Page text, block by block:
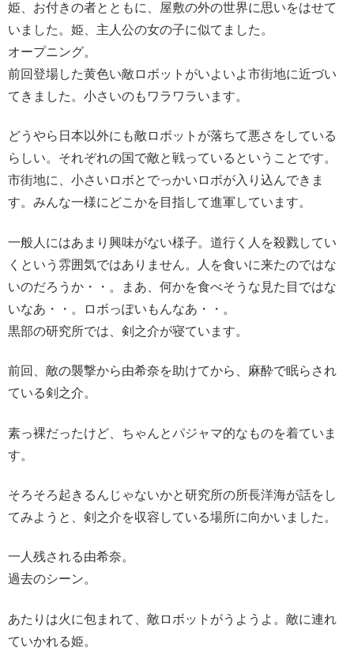
姫、お付きの者とともに、屋敷の外の世界に思いをはせて
いました。姫、主人公の女の子に似てました。
オープニング。
前回登場した黄色い敵ロボットがいよいよ市街地に近づい
てきました。小さいのもワラワラいます。
どうやら日本以外にも敵ロボットが落ちて悪さをしている
らしい。それぞれの国で敵と戦っているということです。
市街地に、小さいロボとでっかいロボが入り込んできま
す。みんな一様にどこかを目指して進軍しています。
一般人にはあまり興味がない様子。道行く人を殺戮してい
くという雰囲気ではありません。人を食いに来たのではな
いのだろうか・・。まあ、何かを食べそうな見た目ではな
いなあ・・。ロボっぽいもんなあ・・。
黒部の研究所では、剣之介が寝ています。
前回、敵の襲撃から由希奈を助けてから、麻酔で眠らされ
ている剣之介。
素っ裸だったけど、ちゃんとパジャマ的なものを着ていま
す。
そろそろ起きるんじゃないかと研究所の所長洋海が話をし
てみようと、剣之介を収容している場所に向かいました。
一人残される由希奈。
過去のシーン。
あたりは火に包まれて、敵ロボットがうようよ。敵に連れ
ていかれる姫。